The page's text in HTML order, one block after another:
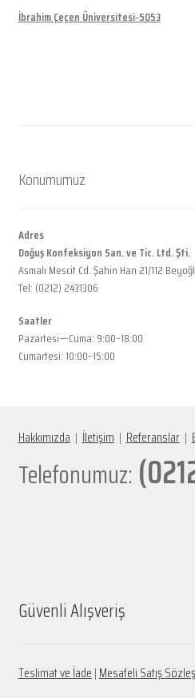
İbrahim Çeçen Üniversitesi-5053
Konumumuz
Adres
Doğuş Konfeksiyon San. ve Tic. Ltd. Şti.
Asmalı Mescit Cd. Şahin Han 21/112
Tel: (0212) 2431306
Saatler
Pazartesi—Cuma: 9:00–18:00
Cumartesi: 10:00–15:00
Hakkımızda|İletişim|Referanslar|
Telefonumuz:
Güvenli Alışveriş
Teslimat ve İade | Mesafeli Satış